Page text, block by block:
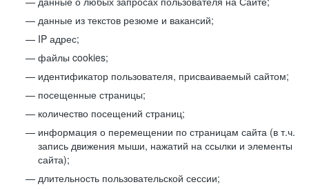
данные из текстов резюме и вакансий;
IP адрес;
файлы cookies;
идентификатор пользователя, присваиваемый сайтом;
посещенные страницы;
количество посещений страниц;
информация о перемещении по страницам сайта (в т.ч.
запись движения мыши, нажатий на ссылки и элементы
сайта);
длительность пользовательской сессии;